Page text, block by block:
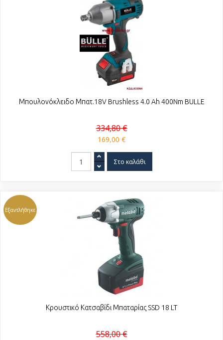
Μπουλονόκλειδο Μπατ.18V Brushless 4.0 Ah 400Nm BULLE
334,80 €
169,00 €
Εξαντλήθηκε
Κρουστικό Κατσαβίδι Μπαταρίας SSD 18 LT
558,00 €